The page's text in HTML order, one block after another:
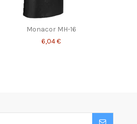
Monacor MH-16
6,04 €